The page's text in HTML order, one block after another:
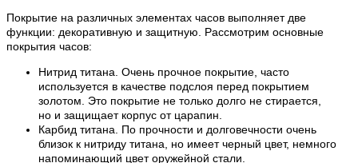
Покрытие на различных элементах часов выполняет две
функции: декоративную и защитную. Рассмотрим основные
покрытия часов:
Нитрид титана. Очень прочное покрытие, часто
используется в качестве подслоя перед покрытием
золотом. Это покрытие не только долго не стирается,
но и защищает корпус от царапин.
Карбид титана. По прочности и долговечности очень
близок к нитриду титана, но имеет черный цвет, немного
напоминающий цвет оружейной стали.